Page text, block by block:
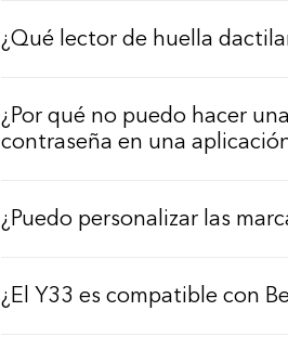
¿Qué lector de huella
¿Por qué no puedo hacer
contraseña en una
¿Puedo personalizar las
¿El Y33 es compatible con